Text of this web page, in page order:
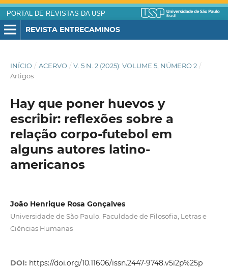
PORTAL DE REVISTAS DA USP
REVISTA ENTRECAMINOS
INÍCIO / ACERVO / V. 5 N. 2 (2025): VOLUME 5, NÚMERO 2 /
Artigos
Hay que poner huevos y
escribir: reflexões sobre a
relação corpo-futebol em
alguns autores latino-
americanos
João Henrique Rosa Gonçalves
Universidade de São Paulo. Faculdade de Filosofia, Letras e
Ciências Humanas
DOI: https://doi.org/10.11606/issn.2447-9748.v5i2p%25p